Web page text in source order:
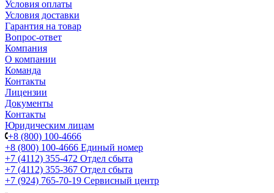
Условия оплаты
Условия доставки
Гарантия на товар
Вопрос-ответ
Компания
О компании
Команда
Контакты
Лицензии
Документы
Контакты
Юридическим лицам
+8 (800) 100-4666
+8 (800) 100-4666 Единый номер
+7 (4112) 355-472 Отдел сбыта
+7 (4112) 355-367 Отдел сбыта
+7 (924) 765-70-19 Сервисный центр